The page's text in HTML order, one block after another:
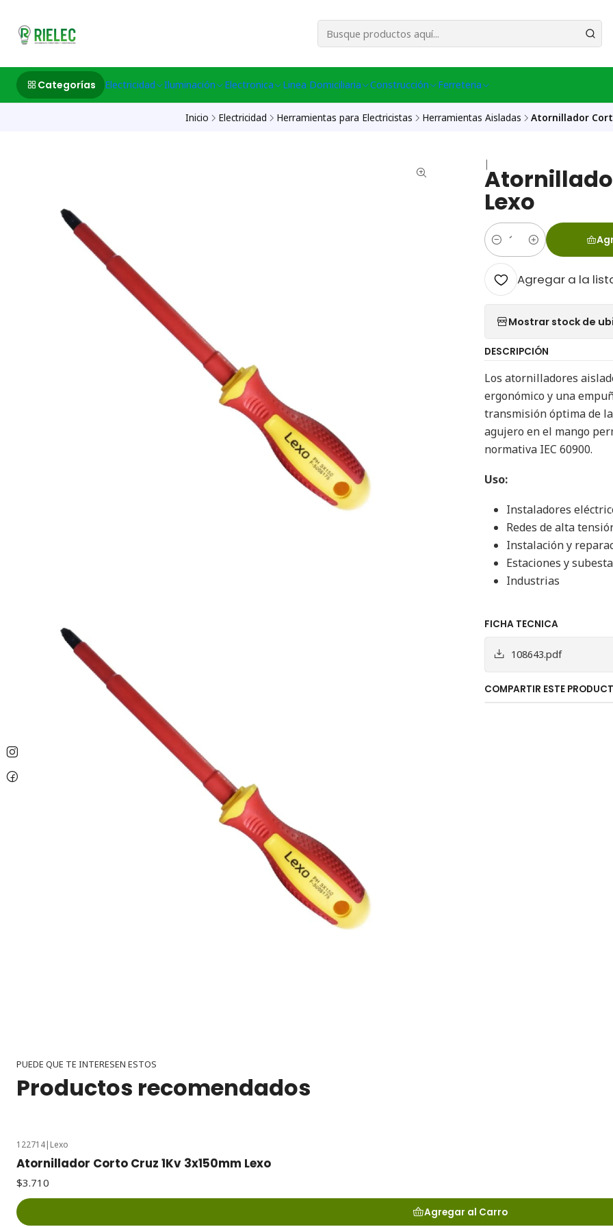
Categorías Electricidad Iluminación Electronica Linea Domiciliaria Construcción Ferreteria
Inicio Electricidad Herramientas para Electricistas Herramientas Aisladas Atornillador
|
Lexo
Cantidad
Agregar a la
Mostrar stock de
DESCRIPCIÓN
Los atornilladores
ergonómico y una
transmisión óptima de
agujero en el mango
normativa IEC 60900.
Uso:
Instaladores
Redes de alta
Instalación y
Estaciones y
Industrias
FICHA TECNICA
108643.pdf
COMPARTIR ESTE
PUEDE QUE TE INTERESEN ESTOS
Productos recomendados
122714| Lexo
Atornillador Corto Cruz 1Kv 3x150mm Lexo
$3.710
Agregar al Carro